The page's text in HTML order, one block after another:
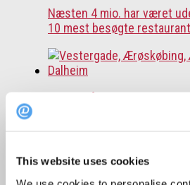
This website uses cookies
Næsten 4 mio. har været
10 mest besøgte
Guide: På disse danske
Skønne gårdhaver og